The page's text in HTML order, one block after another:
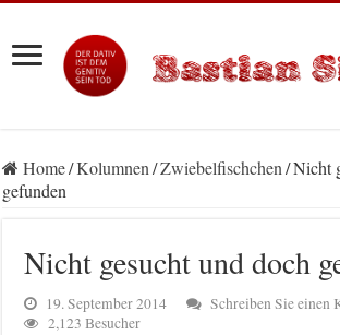
Home/Kolumnen/Zwiebelfischchen/Nicht
gefunden
Nicht gesucht und doch
19. September 2014
Schreiben Sie einen
2,123 Besucher